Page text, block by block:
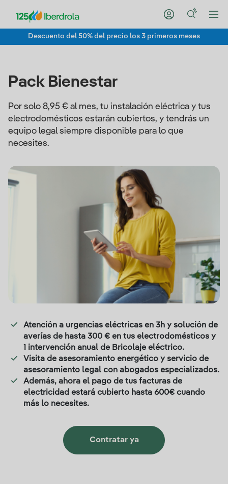
Descuento del 50% del precio los 3 primeros meses
Pack Bienestar
Por solo 8,95 € al mes, tu instalación eléctrica y tus
electrodomésticos estarán cubiertos, y tendrás un
equipo legal siempre disponible para lo que
necesites.
Atención a urgencias eléctricas en 3h y solución de
averías de hasta 300 € en tus electrodomésticos y
1 intervención anual de Bricolaje eléctrico.
Visita de asesoramiento energético y servicio de
asesoramiento legal con abogados especializados.
Además, ahora el pago de tus facturas de
electricidad estará cubierto hasta 600€ cuando
más lo necesites.
Contratar ya